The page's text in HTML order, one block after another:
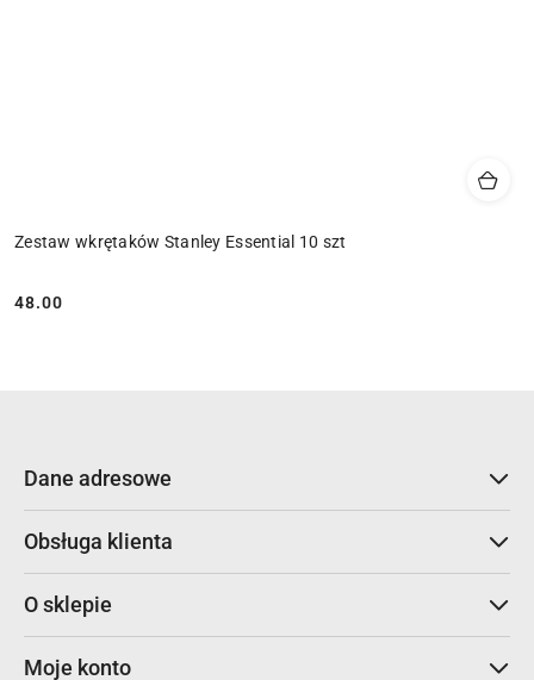
Zestaw wkrętaków Stanley Essential 10 szt
Cena:
48.00
Dane adresowe
Obsługa klienta
O sklepie
Moje konto